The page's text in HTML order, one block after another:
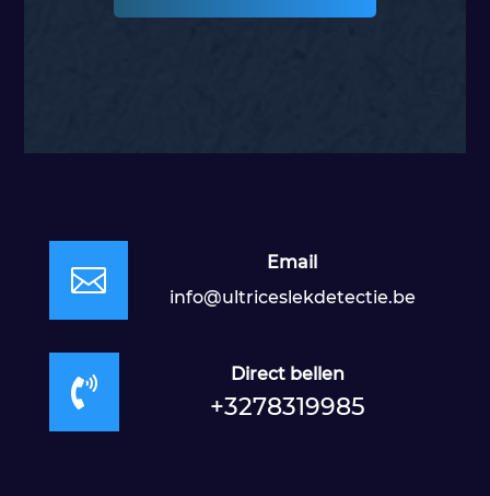

Email
info@ultriceslekdetectie.be

Direct bellen
+3278319985